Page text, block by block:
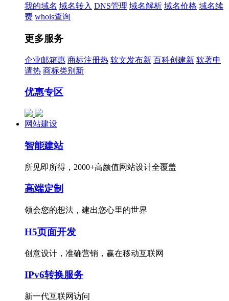
我的域名 域名转入 DNS管理 域名解析 域名价格 域名续
费 whois查询
更多服务
企业邮箱惠 商标注册热 软文发布新 百科创建新 软著申
请热 商标类别 新
优惠专区
网站建设
智能建站
所见即所得，2000+高颜值网站设计全覆盖
高端定制
领会您的想法，建出您心里的世界
H5页面开发
创意设计，准确营销，赢在移动互联网
IPv6转换服务
新一代互联网访问